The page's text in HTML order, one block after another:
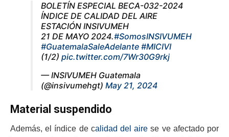
BOLETÍN ESPECIAL BECA-032-2024
ÍNDICE DE CALIDAD DEL AIRE
ESTACIÓN INSIVUMEH
21 DE MAYO 2024.#SomosINSIVUMEH
#GuatemalaSaleAdelante #MICIVI
(1/2) pic.twitter.com/7Wr30G9rkj
— INSIVUMEH Guatemala
(@insivumehgt) May 21, 2024
Material suspendido
Además, el índice de calidad del aire se ve afectado por